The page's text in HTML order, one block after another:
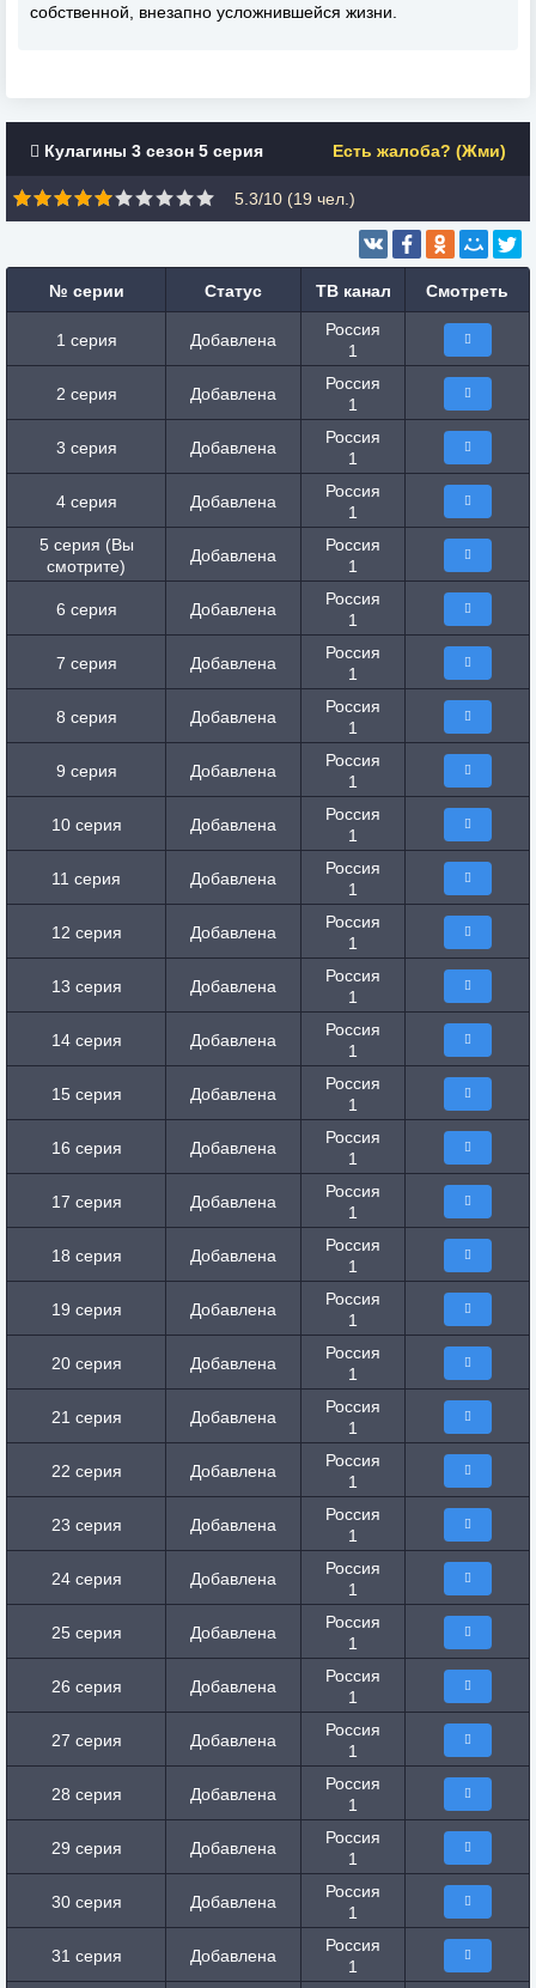
собственной, внезапно усложнившейся жизни.
Кулагины 3 сезон 5 серия Есть жалоба? (Жми)
5.3/10 (19 чел.)
№ серии Статус ТВ канал Смотреть
1 серия Добавлена
Россия
1
2 серия Добавлена
Россия
1
3 серия Добавлена
Россия
1
4 серия Добавлена
Россия
1
5 серия (Вы
смотрите)
Добавлена
Россия
1
6 серия Добавлена
Россия
1
7 серия Добавлена
Россия
1
8 серия Добавлена
Россия
1
9 серия Добавлена
Россия
1
10 серия Добавлена
Россия
1
11 серия Добавлена
Россия
1
12 серия Добавлена
Россия
1
13 серия Добавлена
Россия
1
14 серия Добавлена
Россия
1
15 серия Добавлена
Россия
1
16 серия Добавлена
Россия
1
17 серия Добавлена
Россия
1
18 серия Добавлена
Россия
1
19 серия Добавлена
Россия
1
20 серия Добавлена
Россия
1
21 серия Добавлена
Россия
1
22 серия Добавлена
Россия
1
23 серия Добавлена
Россия
1
24 серия Добавлена
Россия
1
25 серия Добавлена
Россия
1
26 серия Добавлена
Россия
1
27 серия Добавлена
Россия
1
28 серия Добавлена
Россия
1
29 серия Добавлена
Россия
1
30 серия Добавлена
Россия
1
31 серия Добавлена
Россия
1